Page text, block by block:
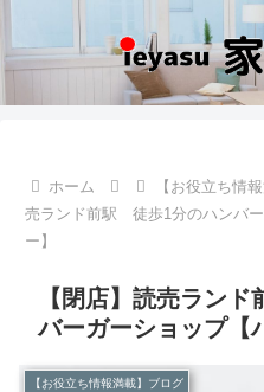
ホーム 【お役立ち情
売ランド前駅 徒歩1分のハンバ
ー】
【閉店】読売ラン
バーガーショップ【
【お役立ち情報満載】ブログ